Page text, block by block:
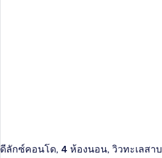
ดีลักซ์คอนโด, 4 ห้องนอน, วิวทะเลสาบ